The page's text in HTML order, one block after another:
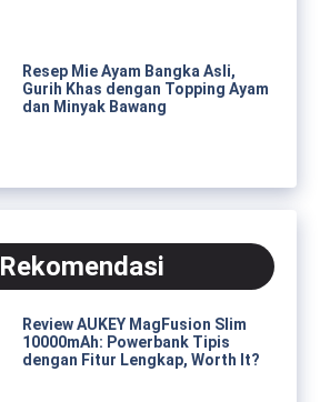
Resep Mie Ayam Bangka Asli,
Gurih Khas dengan Topping Ayam
dan Minyak Bawang
Rekomendasi
Review AUKEY MagFusion Slim
10000mAh: Powerbank Tipis
dengan Fitur Lengkap, Worth It?